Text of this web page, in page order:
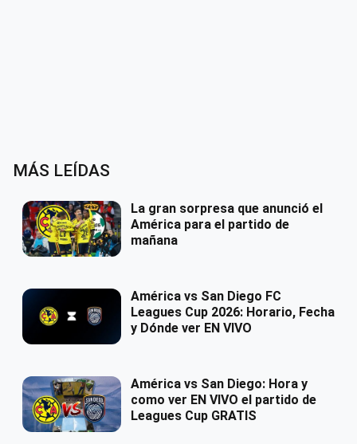
MÁS LEÍDAS
La gran sorpresa que anunció el
América para el partido de
mañana
América vs San Diego FC
Leagues Cup 2026: Horario, Fecha
y Dónde ver EN VIVO
América vs San Diego: Hora y
como ver EN VIVO el partido de
Leagues Cup GRATIS